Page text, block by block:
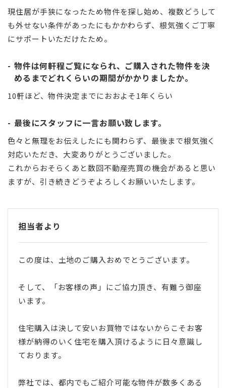
現住居が手狭になったため物件を探し始め、複数どうして
も外せない条件があったにもかかわらず、根気強くご丁寧
にサポートいただけたため。
物件は何軒程ご覧になられ、ご購入された物件を決
めるまでどれくらいの期間がかかりましたか。
10軒ほど、物件決定までにおおよそ1年くらい
最後にスタッフに一言お願い致します。
色々と無理をお伝えしたにも関わらず、最後まで根気強く
対応いただき、大変ありがとうございました。
これからおそらくあと数回不動産売買の機会があると思い
ますが、引き続きどうぞよろしくお願いいたします。
担当者より
この度は、土地のご購入おめでとうございます。
そして、「お客様の声」にご協力頂き、有難う御座
います。
住宅購入は決して安いお買物ではないからこそお客
様が納得のいく住宅を購入頂けるように日々意識し
ております。
弊社では、都内でもご紹介可能な物件が数多くある